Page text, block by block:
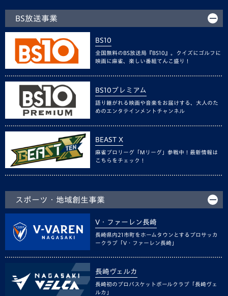
BS放送事業
BS10
全国無料のBS放送局『BS10』。クイズにゴルフに
映画に麻雀、楽しい番組てんこ盛り！
BS10プレミアム
語り継がれる映画や音楽をお届けする、大人のた
めのエンタテインメントチャンネル
BEAST X
麻雀プロリーグ「Mリーグ」参戦中！最新情報は
こちらをチェック！
スポーツ・地域創生事業
V・ファーレン長崎
長崎県内21市町をホームタウンとするプロサッカ
ークラブ「V・ファーレン長崎」
長崎ヴェルカ
長崎初のプロバスケットボールクラブ「長崎ヴェ
ルカ」